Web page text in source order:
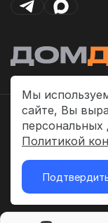
Мы
сайте, Вы
персональных
Политикой
Политика платежей
Политика
2026 ©